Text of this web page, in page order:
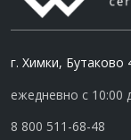
г. Химки,
ежедневно с 10:00
8 800 511-68-48